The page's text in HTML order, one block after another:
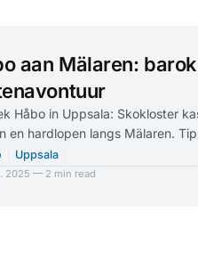
aan Mälaren:
Håbo in Uppsala: Skokloster
en hardlopen langs Mälaren.
Uppsala
2025 — 2 min read